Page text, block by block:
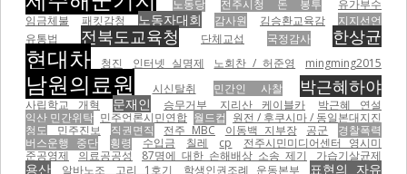
노동당 전주시청 돈 봉투
유가부수
임금체불
패킷감청 노동자대회 감사원 김승환교육감
지지선언
유통법
전북도교육청 단체교섭 국정감사 한상균
현대차 청진 인터넷 실명제 노회찬 / 허준영 mingming2015
남원의료원 시신탈취 민간인 사찰 박근혜하야
사립학교 개혁 문재인 승무거부 지리산 케이블카
박근혜 연설
익산 민간위탁 민주언론시민연합 월드컵 원전 / 후쿠시마 / 동일본대지진
청도
민주진보 직권면직 전주 MBC 이동백 지부장 공군
경찰폭력
버스운행 중단
횡령 수입금 칠레 cp
전주시민미디어센터 영시미
준공영제 의료공공성 87명에 대한 손해배상 소송 제기 가습기살균제
용산 알바노조 고리 1호기 학생인권조례 운동본부 표현의 자유